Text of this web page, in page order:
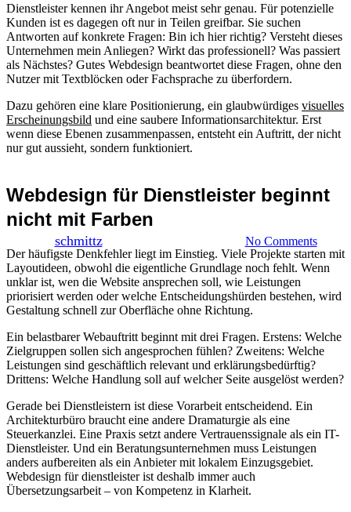
Allgemeines
Webdesign für
Dienstleister, das
Anfragen bringt
schmittz20. Juni 2026 No Comments
Dienstleister kennen ihr Angebot meist sehr genau. Für potenzielle
Kunden ist es dagegen oft nur in Teilen greifbar. Sie suchen
Antworten auf konkrete Fragen: Bin ich hier richtig? Versteht dieses
Unternehmen mein Anliegen? Wirkt das professionell? Was passiert
als Nächstes? Gutes Webdesign beantwortet diese Fragen, ohne den
Nutzer mit Textblöcken oder Fachsprache zu überfordern.
Dazu gehören eine klare Positionierung, ein glaubwürdiges visuelles
Erscheinungsbild und eine saubere Informationsarchitektur. Erst
wenn diese Ebenen zusammenpassen, entsteht ein Auftritt, der nicht
nur gut aussieht, sondern funktioniert.
Webdesign für Dienstleister beginnt
nicht mit Farben
Der häufigste Denkfehler liegt im Einstieg. Viele Projekte starten mit
Layoutideen, obwohl die eigentliche Grundlage noch fehlt. Wenn
unklar ist, wen die Website ansprechen soll, wie Leistungen
priorisiert werden oder welche Entscheidungshürden bestehen, wird
Gestaltung schnell zur Oberfläche ohne Richtung.
Ein belastbarer Webauftritt beginnt mit drei Fragen. Erstens: Welche
Zielgruppen sollen sich angesprochen fühlen? Zweitens: Welche
Leistungen sind geschäftlich relevant und erklärungsbedürftig?
Drittens: Welche Handlung soll auf welcher Seite ausgelöst werden?
Gerade bei Dienstleistern ist diese Vorarbeit entscheidend. Ein
Architekturbüro braucht eine andere Dramaturgie als eine
Steuerkanzlei. Eine Praxis setzt andere Vertrauenssignale als ein IT-
Dienstleister. Und ein Beratungsunternehmen muss Leistungen
anders aufbereiten als ein Anbieter mit lokalem Einzugsgebiet.
Webdesign für dienstleister ist deshalb immer auch
Übersetzungsarbeit – von Kompetenz in Klarheit.